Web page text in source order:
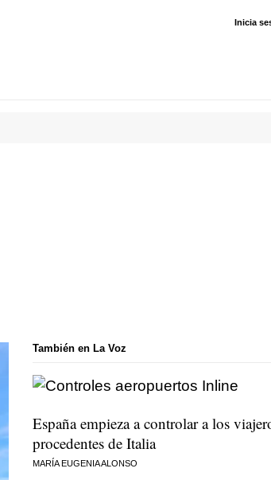
Inicia
También en La Voz
España empieza a controlar a los
procedentes de Italia
MARÍA EUGENIA ALONSO